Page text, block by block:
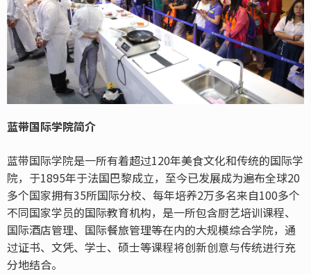
蓝带国际学院简介
蓝带国际学院是一所有着超过120年美食文化和传统的国际学
院，于1895年于法国巴黎成立，至今已发展成为遍布全球20
多个国家拥有35所国际分校、每年培养2万多名来自100多个
不同国家学员的国际教育机构，是一所包含厨艺培训课程、
国际酒店管理、国际餐旅管理等在内的大规模综合学院，通
过证书、文凭、学士、硕士等课程将创新创意与传统进行充
分地结合。